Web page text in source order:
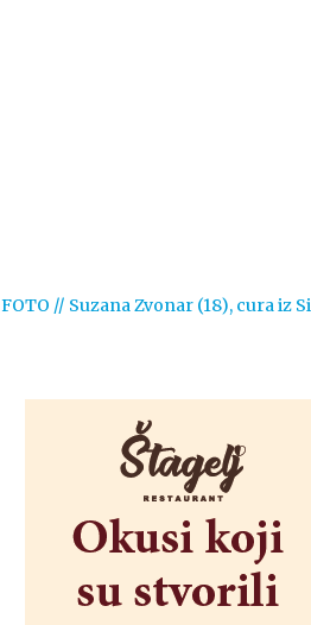
FOTO // Suzana Zvonar (18), cura iz